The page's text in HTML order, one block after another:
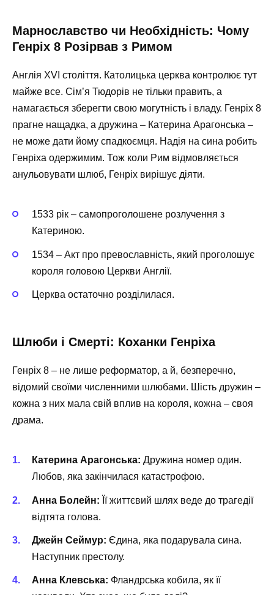
Марнославство чи Необхідність: Чому
Генріх 8 Розірвав з Римом
Англія XVI століття. Католицька церква контролює тут
майже все. Сім’я Тюдорів не тільки править, а
намагається зберегти свою могутність і владу. Генріх 8
прагне нащадка, а дружина – Катерина Арагонська –
не може дати йому спадкоємця. Надія на сина робить
Генріха одержимим. Тож коли Рим відмовляється
анульовувати шлюб, Генріх вирішує діяти.
1533 рік – самопроголошене розлучення з
Катериною.
1534 – Акт про превославність, який проголошує
короля головою Церкви Англії.
Церква остаточно розділилася.
Шлюби і Смерті: Коханки Генріха
Генріх 8 – не лише реформатор, а й, безперечно,
відомий своїми численними шлюбами. Шість дружин –
кожна з них мала свій вплив на короля, кожна – своя
драма.
Катерина Арагонська: Дружина номер один.
Любов, яка закінчилася катастрофою.
Анна Болейн: Її життєвий шлях веде до трагедії
відтята голова.
Джейн Сеймур: Єдина, яка подарувала сина.
Наступник престолу.
Анна Клевська: Фландрська кобила, як її